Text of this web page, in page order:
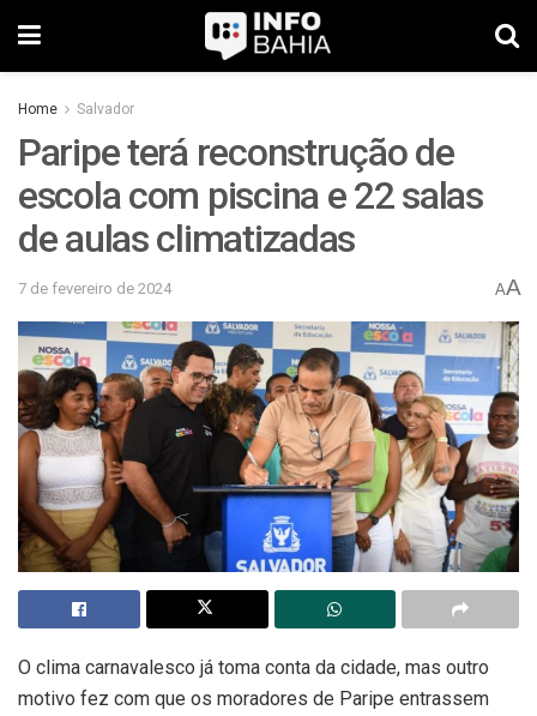
Home Salvador
Paripe terá reconstrução de
escola com piscina e 22 salas
de aulas climatizadas
7 de fevereiro de 2024 AA
O clima carnavalesco já toma conta da cidade, mas outro
motivo fez com que os moradores de Paripe entrassem